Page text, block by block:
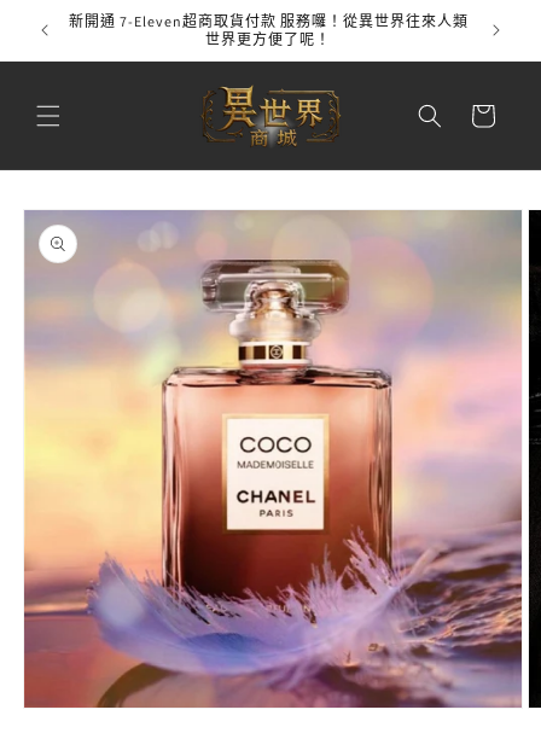
跳至內
容
新開通 7-Eleven超商取貨付款 服務囉！從異世界往來人類
世界更方便了呢！
物
品資訊